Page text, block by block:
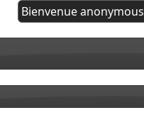
Bienvenue anonymous